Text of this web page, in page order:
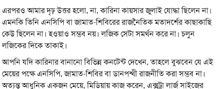
এরপরও আমার দৃঢ় উত্তর হলো, না, কারিনা কায়সার জুলাই যোদ্ধা ছিলেন না।
এমনকি তিনি এনসিপি বা জামাত-শিবিরের রাজনৈতিক মতাদর্শের কাছাকাছি
কেউ ছিলেন না। হওয়াও সম্ভব নয়। লজিক সেটা সমর্থন করে না। চলুন
লজিকের দিকে তাকাই।
আপনি যদি কারিনার বানানো বিভিন্ন কনটেন্ট দেখেন, তাহলে বুঝবেন যে এই
মেয়ের পক্ষে এনসিপি, জামাত-শিবির বা ডানপন্থী রাজনীতি করা সম্ভব না।
অত্যন্ত আধুনিক একজন মেয়ে, মিডিয়ায় কাজ করেন, এক্সট্রা লার্জ সাইজের